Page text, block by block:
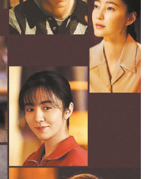
Français عربى
한국어